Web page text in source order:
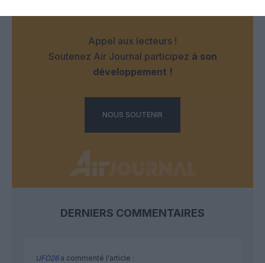
Appel aux lecteurs !
Soutenez Air Journal participez à son
développement !
NOUS SOUTENIR
DERNIERS COMMENTAIRES
UFO26a commenté l'article :